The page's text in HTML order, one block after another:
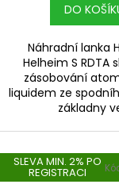
DO
Náhradní lanka
Helheim S RDTA
zásobování
liquidem ze
základny
SLEVA MIN. 2% PO
REGISTRACI